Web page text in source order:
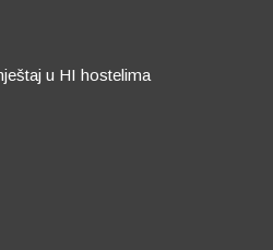
u HI hostelima